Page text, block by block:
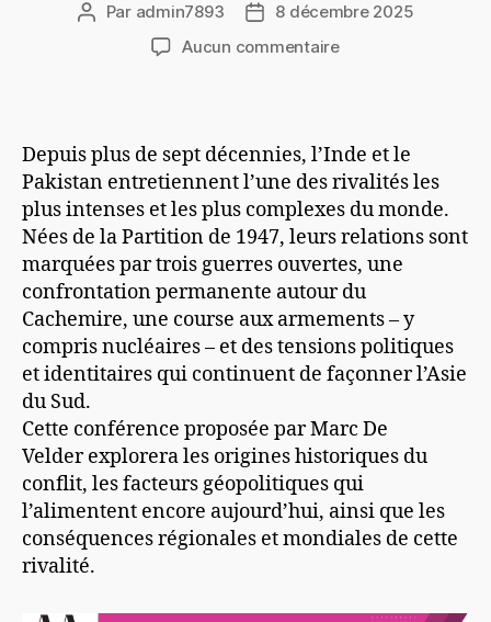
Par admin7893
8 décembre 2025
Aucun commentaire
Depuis plus de sept décennies, l’Inde et le
Pakistan entretiennent l’une des rivalités les
plus intenses et les plus complexes du monde.
Nées de la Partition de 1947, leurs relations sont
marquées par trois guerres ouvertes, une
confrontation permanente autour du
Cachemire, une course aux armements – y
compris nucléaires – et des tensions politiques
et identitaires qui continuent de façonner l’Asie
du Sud.
Cette conférence proposée par Marc De
Velder explorera les origines historiques du
conflit, les facteurs géopolitiques qui
l’alimentent encore aujourd’hui, ainsi que les
conséquences régionales et mondiales de cette
rivalité.